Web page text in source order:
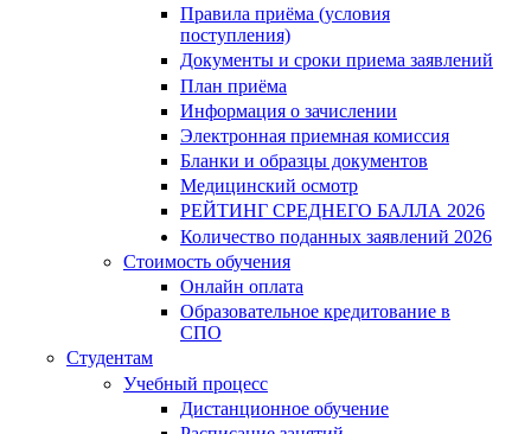
Правила приёма (условия
поступления)
Документы и сроки приема заявлений
План приёма
Информация о зачислении
Электронная приемная комиссия
Бланки и образцы документов
Медицинский осмотр
РЕЙТИНГ СРЕДНЕГО БАЛЛА 2026
Количество поданных заявлений 2026
Стоимость обучения
Онлайн оплата
Образовательное кредитование в
СПО
Студентам
Учебный процесс
Дистанционное обучение